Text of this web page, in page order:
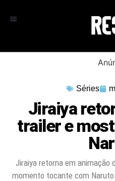
Séries
Jiraiya
trailer e
Jiraiya retorna em animação
momento tocante com